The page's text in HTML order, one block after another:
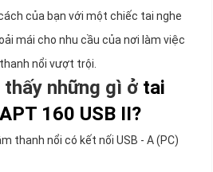
của bạn với một chiếc tai nghe
mái cho nhu cầu của nơi làm việc
nổi vượt trội.
những gì ở tai
160 USB II?
thanh nổi có kết nối USB - A (PC)